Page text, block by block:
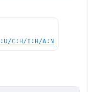
C:H/I:H/A:N